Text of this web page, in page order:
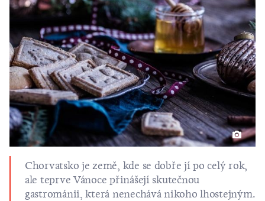
Chorvatsko je země, kde se dobře jí po celý rok,
ale teprve Vánoce přinášejí skutečnou
gastrománii, která nenechává nikoho lhostejným.